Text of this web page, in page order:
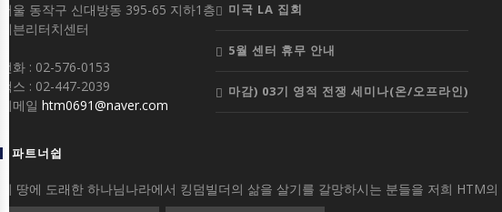
서울 동작구 신대방동 395-65 지하1층
헤븐리터치센터
전화 : 02-576-0153
팩스 : 02-447-2039
이메일 htm0691@naver.com
미국 LA 집회
5월 센터 휴무 안내
마감) 03기 영적 전쟁 세미나(온/오프라인)
파트너쉽
이 땅에 도래한 하나님나라에서 킹덤빌더의 삶을 살기를 갈망하시는 분들을 저희 HTM